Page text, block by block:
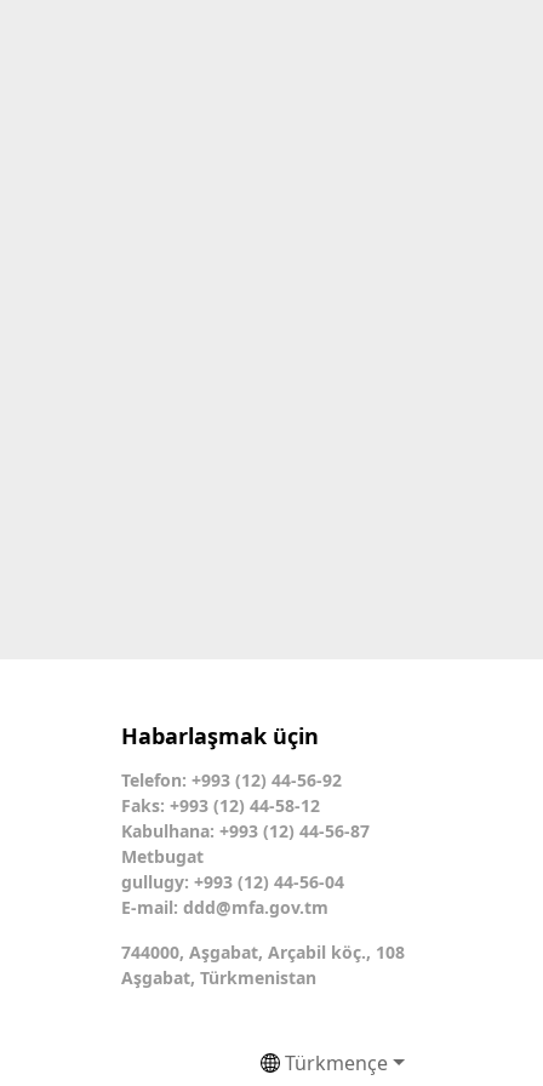
Habarlaşmak üçin
Telefon: +993 (12) 44-56-92
Faks: +993 (12) 44-58-12
Kabulhana: +993 (12) 44-56-87
Metbugat
gullugy: +993 (12) 44-56-04
E-mail: ddd@mfa.gov.tm
744000, Aşgabat, Arçabil köç., 108
Aşgabat, Türkmenistan
Türkmençe